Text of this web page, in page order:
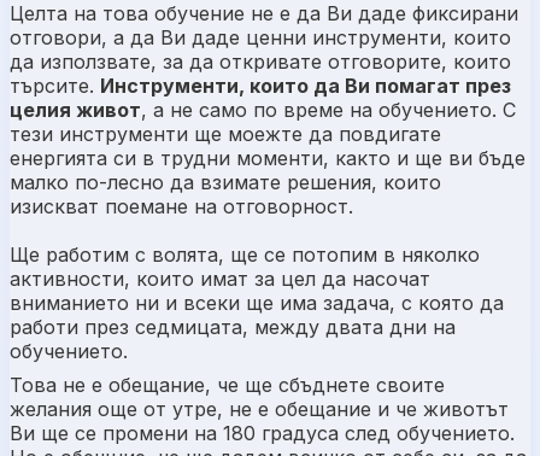
Целта на това обучение не е да Ви даде фиксирани
отговори, а да Ви даде ценни инструменти, които
да използвате, за да откривате отговорите, които
търсите. Инструменти, които да Ви помагат през
целия живот, а не само по време на обучението. С
тези инструменти ще моежте да повдигате
енергията си в трудни моменти, както и ще ви бъде
малко по-лесно да взимате решения, които
изискват поемане на отговорност.
Ще работим с волята, ще се потопим в няколко
активности, които имат за цел да насочат
вниманието ни и всеки ще има задача, с която да
работи през седмицата, между двата дни на
обучението.
Това не е обещание, че ще сбъднете своите
желания още от утре, не е обещание и че животът
Ви ще се промени на 180 градуса след обучението.